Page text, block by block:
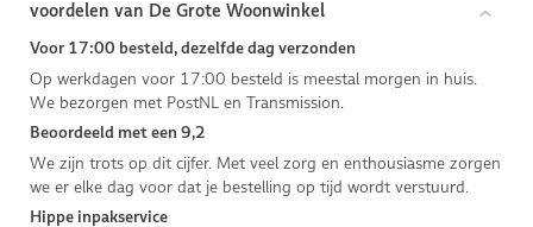
voordelen van De Grote Woonwinkel
Voor 17:00 besteld, dezelfde dag verzonden
Op werkdagen voor 17:00 besteld is meestal morgen in huis.
We bezorgen met PostNL en Transmission.
Beoordeeld met een 9,2
We zijn trots op dit cijfer. Met veel zorg en enthousiasme zorgen
we er elke dag voor dat je bestelling op tijd wordt verstuurd.
Hippe inpakservice